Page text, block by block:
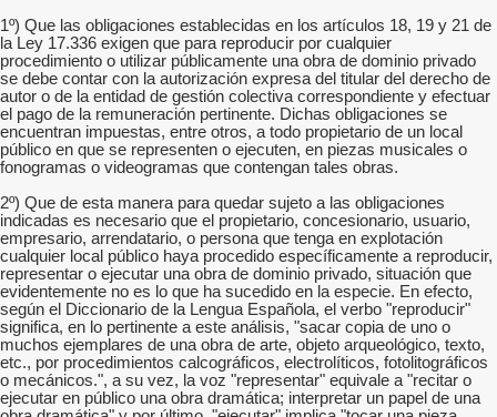
1º) Que las obligaciones establecidas en los artículos 18, 19 y 21 de
la Ley 17.336 exigen que para reproducir por cualquier
procedimiento o utilizar públicamente una obra de dominio privado
se debe contar con la autorización expresa del titular del derecho de
autor o de la entidad de gestión colectiva correspondiente y efectuar
el pago de la remuneración pertinente. Dichas obligaciones se
encuentran impuestas, entre otros, a todo propietario de un local
público en que se representen o ejecuten, en piezas musicales o
fonogramas o videogramas que contengan tales obras.
2º) Que de esta manera para quedar sujeto a las obligaciones
indicadas es necesario que el propietario, concesionario, usuario,
empresario, arrendatario, o persona que tenga en explotación
cualquier local público haya procedido específicamente a reproducir,
representar o ejecutar una obra de dominio privado, situación que
evidentemente no es lo que ha sucedido en la especie. En efecto,
según el Diccionario de la Lengua Española, el verbo "reproducir"
significa, en lo pertinente a este análisis, "sacar copia de uno o
muchos ejemplares de una obra de arte, objeto arqueológico, texto,
etc., por procedimientos calcográficos, electrolíticos, fotolitográficos
o mecánicos.", a su vez, la voz "representar" equivale a "recitar o
ejecutar en público una obra dramática; interpretar un papel de una